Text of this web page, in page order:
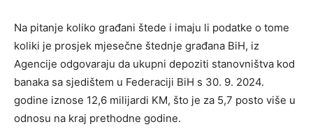
Na pitanje koliko građani štede i imaju li podatke o tome
koliki je prosjek mjesečne štednje građana BiH, iz
Agencije odgovaraju da ukupni depoziti stanovništva kod
banaka sa sjedištem u Federaciji BiH s 30. 9. 2024.
godine iznose 12,6 milijardi KM, što je za 5,7 posto više u
odnosu na kraj prethodne godine.